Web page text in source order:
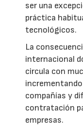
ser una
práctica
tecnológicos.
La
internacional
circula con
compañías y
contratación
empresas.